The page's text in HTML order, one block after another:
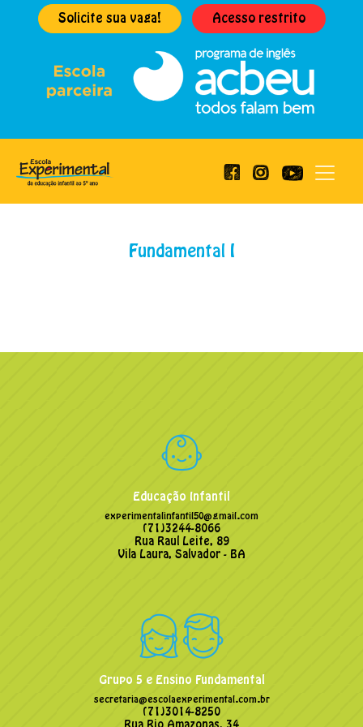
Solicite sua vaga! Acesso restrito
Fundamental I
Educação Infantil
experimentalinfantil50@gmail.com
(71)3244-8066
Rua Raul Leite, 89
Vila Laura, Salvador - BA
Grupo 5 e Ensino Fundamental
secretaria@escolaexperimental.com.br
(71)3014-8250